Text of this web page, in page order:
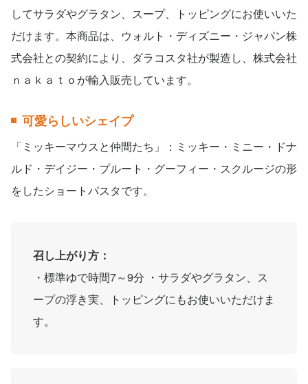
してサラダやグラタン、スープ、トッピングにお使いいた
だけます。本商品は、ウォルト・ディズニー・ジャパン株
式会社との契約により、ダラコスタ社が製造し、株式会社
ｎａｋａｔｏが輸入販売しています。
可愛らしいシェイプ
「ミッキーマウスと仲間たち」：ミッキー・ミニー・ドナ
ルド・デイジー・プルート・グーフィー・スクルージの形
をしたショートパスタです。
召し上がり方：
・標準ゆで時間7～9分 ・サラダやグラタン、ス
ープの浮き実、トッピングにもお使いいただけま
す。